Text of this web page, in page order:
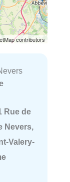
contributors
Rue de
Nevers,
Valery-